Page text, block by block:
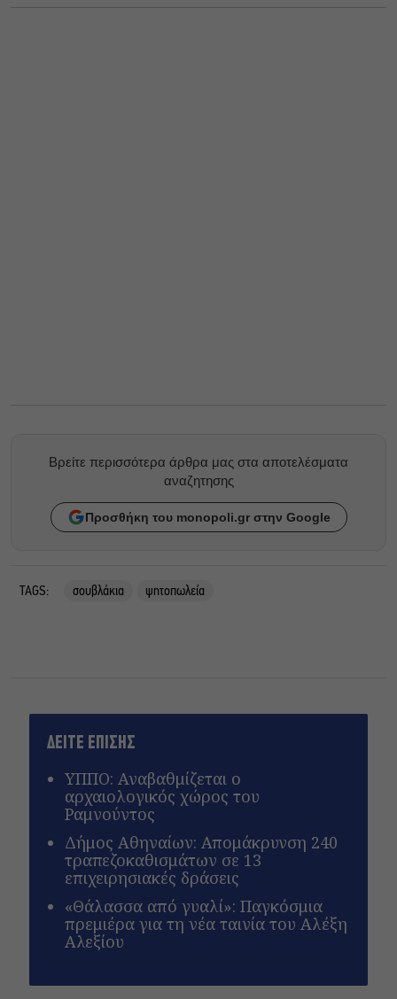
Βρείτε περισσότερα άρθρα μας στα αποτελέσματα
αναζητησης
Προσθήκη του monopoli.gr στην Google
TAGS: σουβλάκια ψητοπωλεία
ΔΕΙΤΕ ΕΠΙΣΗΣ
ΥΠΠΟ: Αναβαθμίζεται ο
αρχαιολογικός χώρος του
Ραμνούντος
Δήμος Αθηναίων: Απομάκρυνση 240
τραπεζοκαθισμάτων σε 13
επιχειρησιακές δράσεις
«Θάλασσα από γυαλί»: Παγκόσμια
πρεμιέρα για τη νέα ταινία του Αλέξη
Αλεξίου